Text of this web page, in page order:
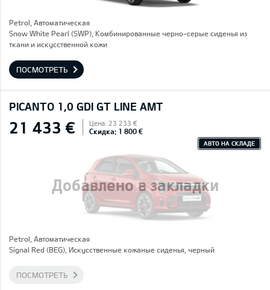
Petrol, Автоматическая
Snow White Pearl (SWP), Комбинированные черно-серые сиденья из
ткани и искусственной кожи
ПОСМОТРЕТЬ
PICANTO 1,0 GDI GT LINE AMT
Добавлено в закладки
21 433 € Цена: 23 233 €
Скидка: 1 800 €
АВТО НА СКЛАДЕ
Petrol, Автоматическая
Signal Red (BEG), Искусственные кожаные сиденья, черный
ПОСМОТРЕТЬ